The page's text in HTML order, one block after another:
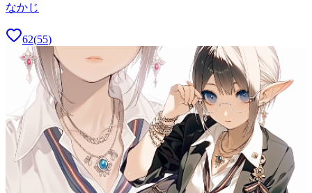
なかじ
62(55)